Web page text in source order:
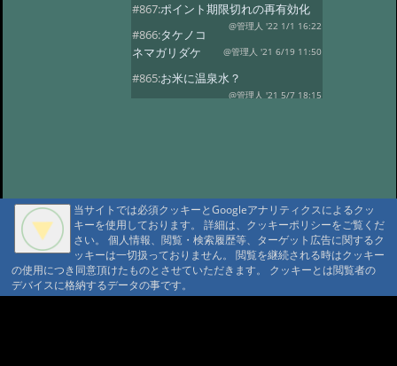
#867:ポイント期限切れの再有効化
@管理人 '22 1/1 16:22
#866:タケノコ
ネマガリダケ
@管理人 '21 6/19 11:50
#865:お米に温泉水？
@管理人 '21 5/7 18:15
ルス、自粛休業・オープン延期
@管理人 '20 4/14 15:40
#859: 渋温泉つば
たや旅館
@sa '20 2/27 14:26
#858:11府県ふっこう周遊割
@ '18 9/6 07:25
当サイトでは必須クッキーとGoogleアナリティクスによるクッ
キーを使用しております。 詳細は、クッキーポリシーをご覧くだ
さい。 個人情報、閲覧・検索履歴等、ターゲット広告に関するク
ッキーは一切扱っておりません。 閲覧を継続される時はクッキー
の使用につき同意頂けたものとさせていただきます。 クッキーとは閲覧者の
デバイスに格納するデータの事です。